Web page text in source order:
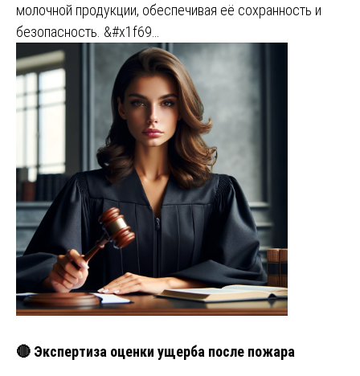
молочной продукции, обеспечивая её сохранность и
безопасность. &#x1f69…
🔴 Экспертиза оценки ущерба после пожара